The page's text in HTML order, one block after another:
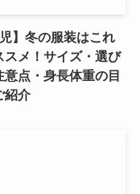
児】冬の服装はこれ
スメ！サイズ・選び
意点・身長体重の目
紹介